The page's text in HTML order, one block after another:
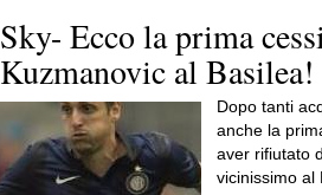
Sky- Ecco la prima
Kuzmanovic al Basilea!
Dopo tanti
anche la
aver rifiutato
vicinissimo al